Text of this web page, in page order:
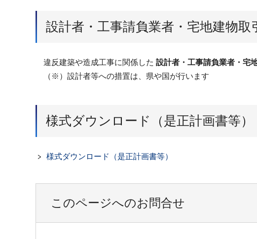
設計者・工事請負業者・宅地建物取
違反建築や造成工事に関係した 設計者・工事請負業者・宅
（※）設計者等への措置は、県や国が行います
様式ダウンロード（是正計画書等）
様式ダウンロード（是正計画書等）
このページへのお問合せ